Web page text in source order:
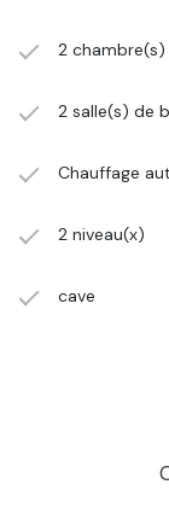
2 chambre(s)
2 salle(s) de
Chauffage
2 niveau(x)
cave